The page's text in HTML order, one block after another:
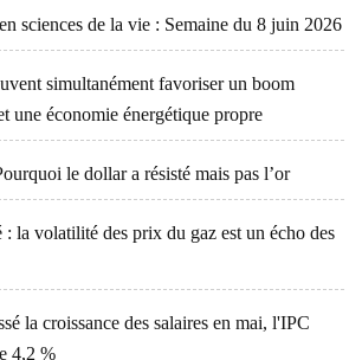
sciences de la vie : Semaine du 8 juin 2026
simultanément favoriser un boom
une économie énergétique propre
le dollar a résisté mais pas l’or
la volatilité des prix du gaz est un écho des
la croissance des salaires en mai, l'IPC
4,2 %